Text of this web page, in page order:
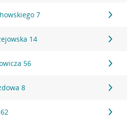
7
14
56
8